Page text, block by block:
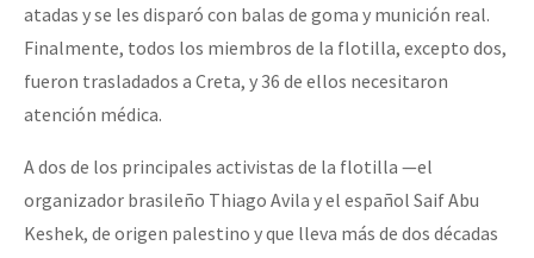
atadas y se les disparó con balas de goma y munición real.
Finalmente, todos los miembros de la flotilla, excepto dos,
fueron trasladados a Creta, y 36 de ellos necesitaron
atención médica.
A dos de los principales activistas de la flotilla —el
organizador brasileño Thiago Avila y el español Saif Abu
Keshek, de origen palestino y que lleva más de dos décadas